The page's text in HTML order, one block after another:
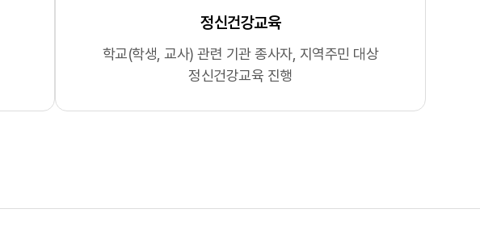
정신건강교육
학교(학생, 교사) 관련 기관 종사자, 지역주민 대상
정신건강교육 진행